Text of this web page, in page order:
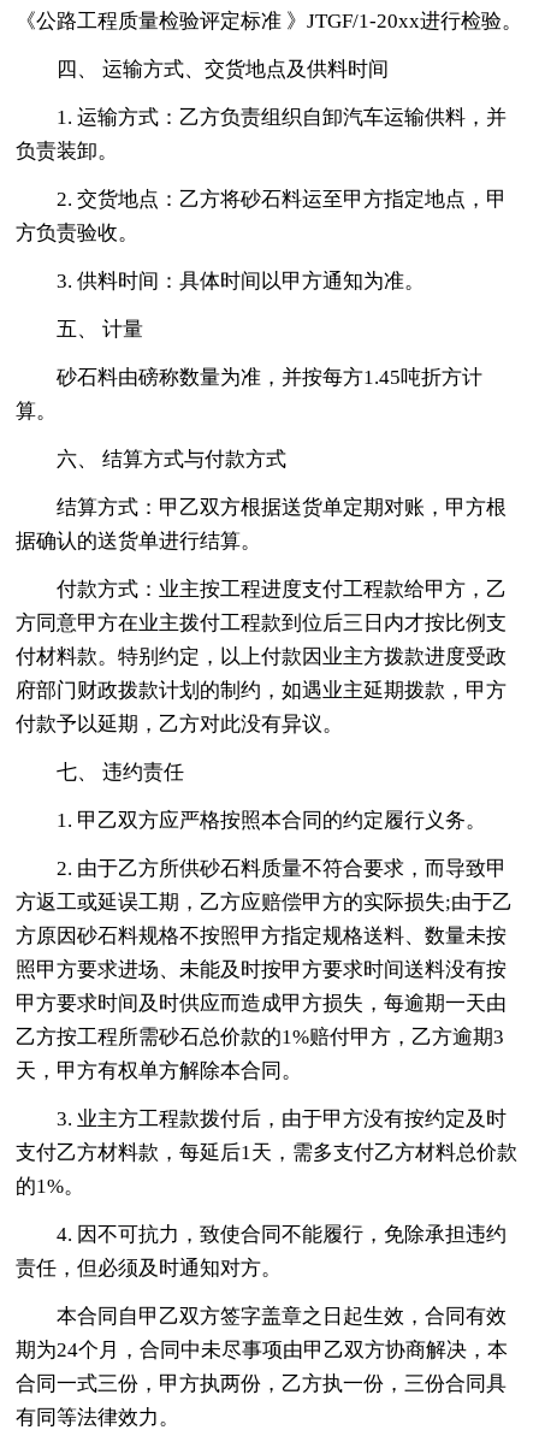
《公路工程质量检验评定标准 》JTGF/1-20xx进行检验。
四、 运输方式、交货地点及供料时间
1. 运输方式：乙方负责组织自卸汽车运输供料，并
负责装卸。
2. 交货地点：乙方将砂石料运至甲方指定地点，甲
方负责验收。
3. 供料时间：具体时间以甲方通知为准。
五、 计量
砂石料由磅称数量为准，并按每方1.45吨折方计
算。
六、 结算方式与付款方式
结算方式：甲乙双方根据送货单定期对账，甲方根
据确认的送货单进行结算。
付款方式：业主按工程进度支付工程款给甲方，乙
方同意甲方在业主拨付工程款到位后三日内才按比例支
付材料款。特别约定，以上付款因业主方拨款进度受政
府部门财政拨款计划的制约，如遇业主延期拨款，甲方
付款予以延期，乙方对此没有异议。
七、 违约责任
1. 甲乙双方应严格按照本合同的约定履行义务。
2. 由于乙方所供砂石料质量不符合要求，而导致甲
方返工或延误工期，乙方应赔偿甲方的实际损失;由于乙
方原因砂石料规格不按照甲方指定规格送料、数量未按
照甲方要求进场、未能及时按甲方要求时间送料没有按
甲方要求时间及时供应而造成甲方损失，每逾期一天由
乙方按工程所需砂石总价款的1%赔付甲方，乙方逾期3
天，甲方有权单方解除本合同。
3. 业主方工程款拨付后，由于甲方没有按约定及时
支付乙方材料款，每延后1天，需多支付乙方材料总价款
的1%。
4. 因不可抗力，致使合同不能履行，免除承担违约
责任，但必须及时通知对方。
本合同自甲乙双方签字盖章之日起生效，合同有效
期为24个月，合同中未尽事项由甲乙双方协商解决，本
合同一式三份，甲方执两份，乙方执一份，三份合同具
有同等法律效力。